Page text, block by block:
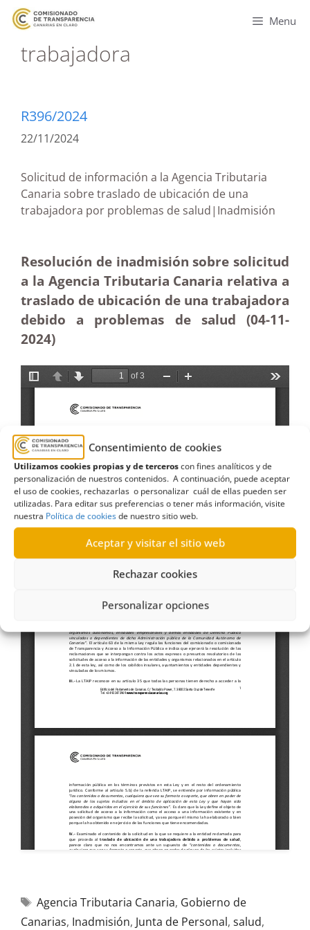
Consentimiento de cookies
Utilizamos cookies propias y de terceroscon fines analíticos y de
personalización de nuestros contenidos. A continuación, puede aceptar
el uso de cookies, rechazarlas o personalizar cuál de ellas pueden ser
utilizadas. Para editar sus preferencias o tener más información, visite
nuestra Política de cookiesde nuestro sitio web.
Aceptar y visitar el sitio web
Rechazar cookies
Personalizar opciones
Menu
trabajadora
R396/2024
22/11/2024
Solicitud de información a la Agencia Tributaria
Canaria sobre traslado de ubicación de una
trabajadora por problemas de salud|Inadmisión
Resolución de inadmisión sobre solicitud
a la Agencia Tributaria Canaria relativa a
traslado de ubicación de una trabajadora
debido a problemas de salud (04-11-
2024)
Agencia Tributaria Canaria, Gobierno de
Canarias, Inadmisión, Junta de Personal, salud,